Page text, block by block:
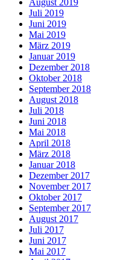
August 2019
Juli 2019
Juni 2019
Mai 2019
März 2019
Januar 2019
Dezember 2018
Oktober 2018
September 2018
August 2018
Juli 2018
Juni 2018
Mai 2018
April 2018
März 2018
Januar 2018
Dezember 2017
November 2017
Oktober 2017
September 2017
August 2017
Juli 2017
Juni 2017
Mai 2017